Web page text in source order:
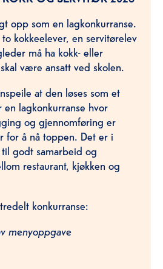
opp som en lagkonkurranse.
kokkeelever, en servitørelev
må ha kokk- eller
være ansatt ved skolen.
at den løses som et
en lagkonkurranse hvor
og gjennomføring er
for å nå toppen. Det er i
godt samarbeid og
restaurant, kjøkken og
konkurranse:
menyoppgave